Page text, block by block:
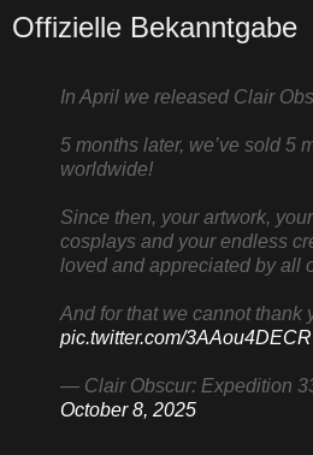
Offizielle Bekanntgabe
In April we released Clair
5 months later, we’ve sold 5
worldwide!
Since then, your artwork,
cosplays and your endless
loved and appreciated by all
And for that we cannot thank
pic.twitter.com/3AAou4DECR
— Clair Obscur: Expedition
October 8, 2025